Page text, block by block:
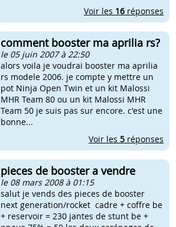
Voir les 16 réponses
comment booster ma aprilia rs?
le 05 juin 2007 à 22:50
alors voila je voudrai booster ma aprilia
rs modele 2006. je compte y mettre un
pot Ninja Open Twin et un kit Malossi
MHR Team 80 ou un kit Malossi MHR
Team 50 je suis pas sur encore. c'est une
bonne...
Voir les 5 réponses
pieces de booster a vendre
le 08 mars 2008 à 01:15
salut je vends des pieces de booster
next generation/rocket cadre + coffre be
+ reservoir = 230 jantes de stunt be +